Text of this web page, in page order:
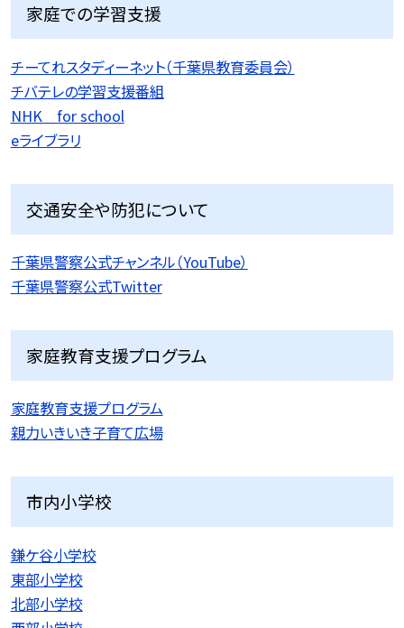
家庭での学習支援
チーてれスタディーネット（千葉県教育委員会）
チバテレの学習支援番組
NHK for school
eライブラリ
交通安全や防犯について
千葉県警察公式チャンネル（YouTube）
千葉県警察公式Twitter
家庭教育支援プログラム
家庭教育支援プログラム
親力いきいき子育て広場
市内小学校
鎌ケ谷小学校
東部小学校
北部小学校